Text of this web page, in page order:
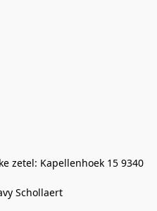
zetel: Kapellenhoek 15 9340
Schollaert